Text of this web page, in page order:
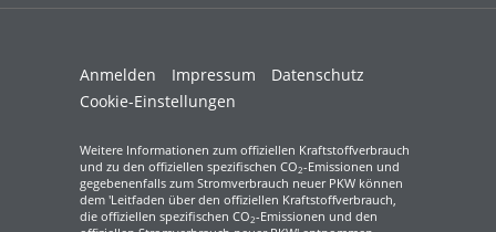
Anmelden Impressum
Datenschutz
Cookie-Einstellungen
Weitere Informationen zum offiziellen Kraftstoffverbrauch
und zu den offiziellen spezifischen CO2-Emissionen und
gegebenenfalls zum Stromverbrauch neuer PKW können
dem 'Leitfaden über den offiziellen Kraftstoffverbrauch,
die offiziellen spezifischen CO2-Emissionen und den